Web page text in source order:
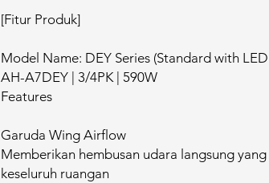
[Fitur Produk]
Model Name: DEY Series (Standard with
AH-A7DEY | 3/4PK | 590W
Features
Garuda Wing Airflow
Memberikan hembusan udara langsung
keseluruh ruangan